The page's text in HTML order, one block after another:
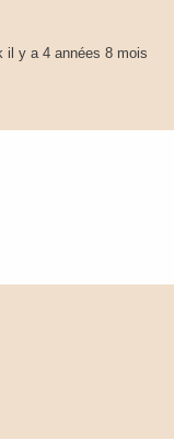
il y a 4 années 8 mois